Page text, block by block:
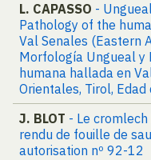
L. CAPASSO -
Pathology of the
Val Senales (Eastern
Morfología Ungueal y
humana hallada en
Orientales, Tirol, Edad
J. BLOT - Le
rendu de fouille de
autorisation nº 92-12